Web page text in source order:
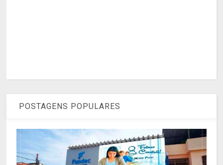
POSTAGENS POPULARES